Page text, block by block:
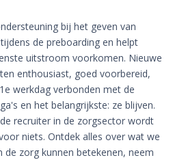
bij het geven van
de preboarding en helpt
uitstroom voorkomen. Nieuwe
enthousiast, goed voorbereid,
werkdag verbonden met de
en het belangrijkste: ze blijven.
recruiter in de zorgsector wordt
niets. Ontdek alles over wat we
zorg kunnen betekenen, neem